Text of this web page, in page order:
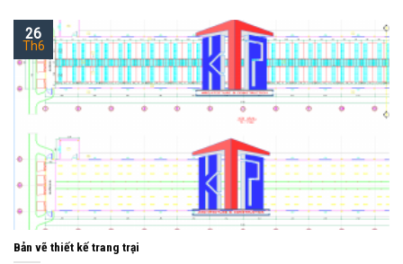
Bản vẽ thiết kế trang trại
26
Th6